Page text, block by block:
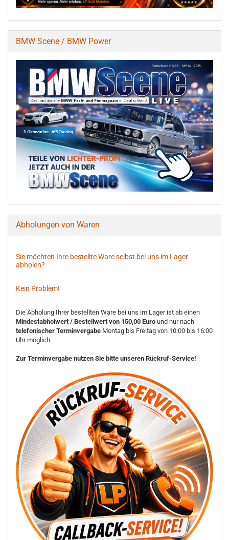
BMW Scene / BMW Power
Abholungen von Waren
Sie möchten Ihre bestellte Ware selbst bei uns im Lager
abholen?
Kein Problem!
Die Abholung Ihrer bestellten Ware bei uns im Lager ist ab einen
Mindestabholwert / Bestellwert von 150,00 Euro und nur nach
telefonischer Terminvergabe Montag bis Freitag von 10:00 bis 16:00
Uhr möglich.
Zur Terminvergabe nutzen Sie bitte unseren Rückruf-Service!